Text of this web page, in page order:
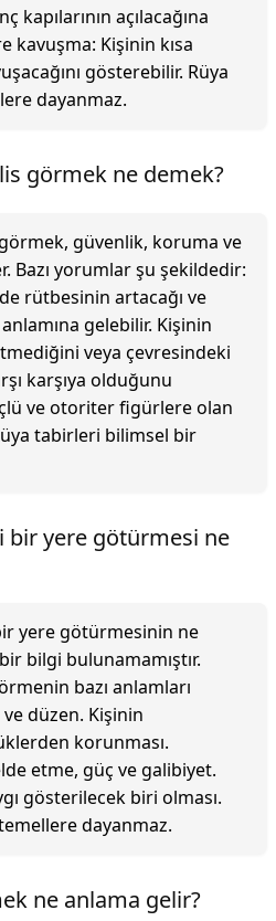
kapılarının açılacağına
kavuşma: Kişinin kısa
gösterebilir. Rüya
dayanmaz.
görmek ne demek?
güvenlik, koruma ve
Bazı yorumlar şu şekildedir:
rütbesinin artacağı ve
gelebilir. Kişinin
veya çevresindeki
karşıya olduğunu
ve otoriter figürlere olan
tabirleri bilimsel bir
bir yere götürmesi ne
yere götürmesinin ne
bilgi bulunamamıştır.
bazı anlamları
düzen. Kişinin
korunması.
etme, güç ve galibiyet.
gösterilecek biri olması.
dayanmaz.
ne anlama gelir?